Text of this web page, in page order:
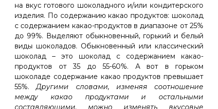
на вкус готового шоколадного и/или кондитерского
изделия. По содержанию какао продуктов: шоколад
с содержанием какао-продуктов в диапазоне от 25%
до 99%. Выделяют обыкновенный, горький и белый
виды шоколадов. Обыкновенный или классический
шоколад – это шоколад с содержанием какао-
продуктов от 35 до 55-60%. А вот в горьком
шоколаде содержание какао продуктов превышает
55%.Другими словами, изменяя соотношение
между какао продуктами и остальными
составляющими, можно изменять вкусовые